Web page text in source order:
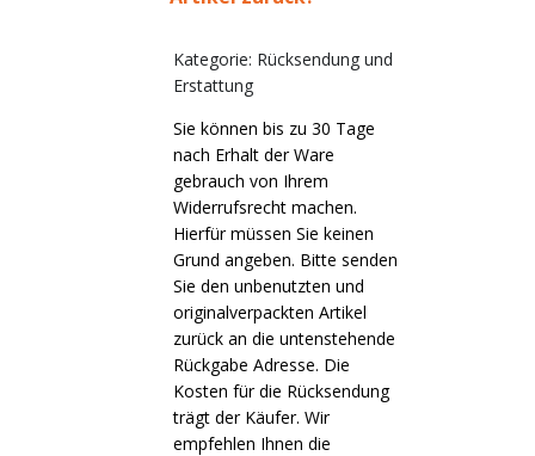
Kostenlose Lichtplanung
FAQs – Häufig gestellte Fragen
+49 (0) 3222 1851714
+49(0)1520 5391500
Vorteilsverpackungen
Kategorie: Rücksendung und
Erstattung
Sie können bis zu 30 Tage
nach Erhalt der Ware
gebrauch von Ihrem
Widerrufsrecht machen.
Hierfür müssen Sie keinen
Grund angeben. Bitte senden
Sie den unbenutzten und
originalverpackten Artikel
zurück an die untenstehende
Rückgabe Adresse. Die
Kosten für die Rücksendung
trägt der Käufer. Wir
empfehlen Ihnen die